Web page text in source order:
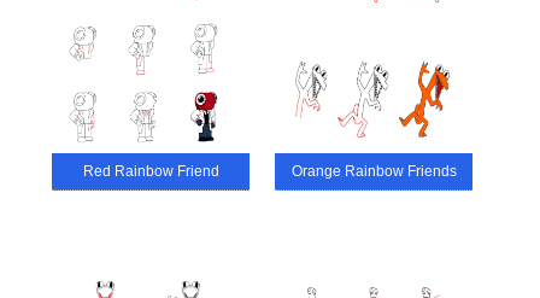
Red Rainbow Friend Orange Rainbow Friends